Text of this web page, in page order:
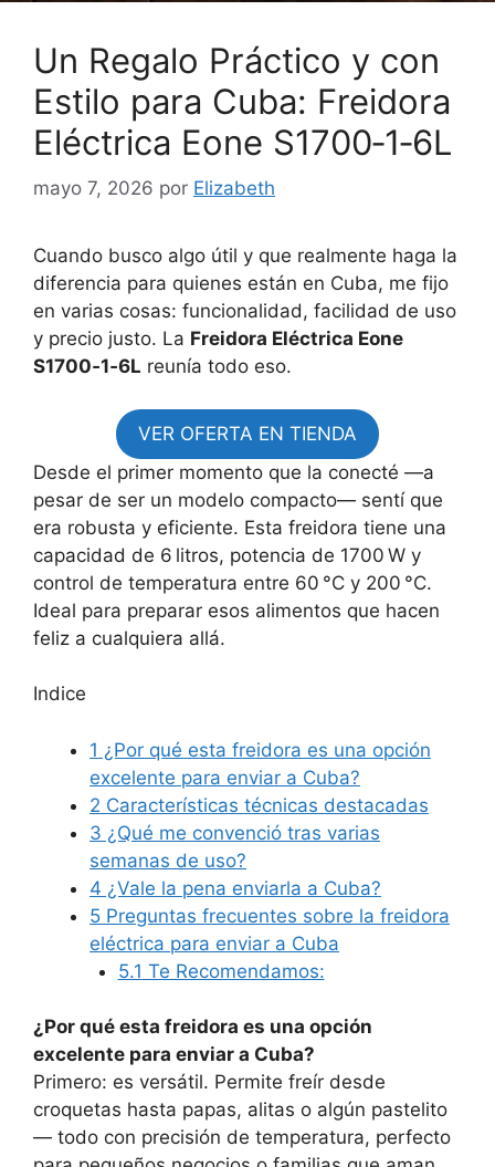
Un Regalo Práctico y con
Estilo para Cuba: Freidora
Eléctrica Eone S1700‑1‑6L
mayo 7, 2026 por Elizabeth
Cuando busco algo útil y que realmente haga la
diferencia para quienes están en Cuba, me fijo
en varias cosas: funcionalidad, facilidad de uso
y precio justo. La Freidora Eléctrica Eone
S1700‑1‑6L reunía todo eso.
VER OFERTA EN TIENDA
Desde el primer momento que la conecté —a
pesar de ser un modelo compacto— sentí que
era robusta y eficiente. Esta freidora tiene una
capacidad de 6 litros, potencia de 1700 W y
control de temperatura entre 60 °C y 200 °C.
Ideal para preparar esos alimentos que hacen
feliz a cualquiera allá.
Indice
1 ¿Por qué esta freidora es una opción
excelente para enviar a Cuba?
2 Características técnicas destacadas
3 ¿Qué me convenció tras varias
semanas de uso?
4 ¿Vale la pena enviarla a Cuba?
5 Preguntas frecuentes sobre la freidora
eléctrica para enviar a Cuba
5.1 Te Recomendamos:
¿Por qué esta freidora es una opción
excelente para enviar a Cuba?
Primero: es versátil. Permite freír desde
croquetas hasta papas, alitas o algún pastelito
— todo con precisión de temperatura, perfecto